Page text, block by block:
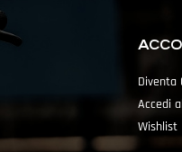
Diventa
Accedi
Wishlist